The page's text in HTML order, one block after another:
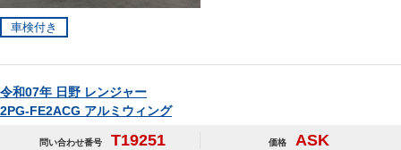
車検付き
令和07年 日野 レンジャー
2PG-FE2ACG アルミウィング
問い合わせ番号 T19251 価格 ASK